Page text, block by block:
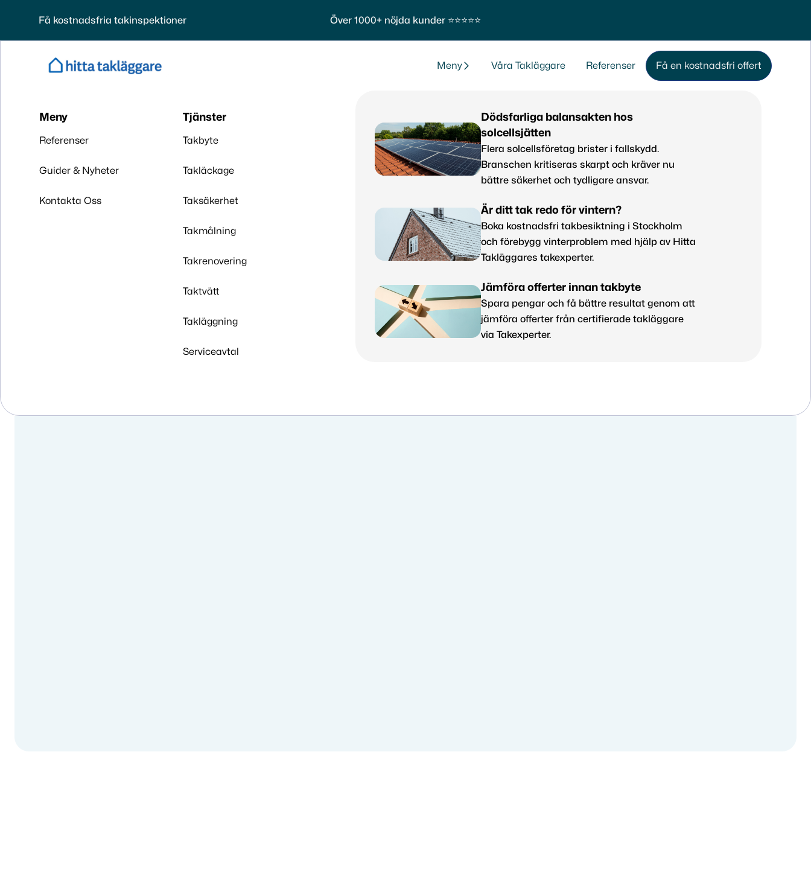
Få kostnadsfria takinspektioner Över 1000+ nöjda kunder ⭐⭐⭐⭐⭐
Meny Våra Takläggare Referenser Få en kostnadsfri offert
Meny
Referenser
Guider & Nyheter
Kontakta Oss
Tjänster
Takbyte
Takläckage
Taksäkerhet
Takmålning
Takrenovering
Taktvätt
Takläggning
Serviceavtal
Dödsfarliga balansakten hos
solcellsjätten
Flera solcellsföretag brister i fallskydd.
Branschen kritiseras skarpt och kräver nu
bättre säkerhet och tydligare ansvar.
Är ditt tak redo för vintern?
Boka kostnadsfri takbesiktning i Stockholm
och förebygg vinterproblem med hjälp av Hitta
Takläggares takexperter.
Jämföra offerter innan takbyte
Spara pengar och få bättre resultat genom att
jämföra offerter från certifierade takläggare
via Takexperter.